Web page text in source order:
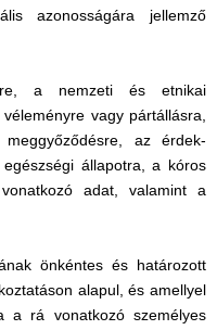
azonosságára jellemző
a nemzeti és etnikai
vagy pártállásra,
az érdek-
állapotra, a kóros
adat, valamint a
önkéntes és határozott
alapul, és amellyel
a rá vonatkozó személyes